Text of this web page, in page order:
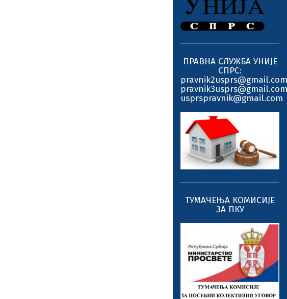
ПРАВНА СЛУЖБА УНИЈЕ
СПРС:
pravnik2usprs@gmail.com
pravnik3usprs@gmail.com
usprspravnik@gmail.com
ТУМАЧЕЊА КОМИСИЈЕ
ЗА ПКУ